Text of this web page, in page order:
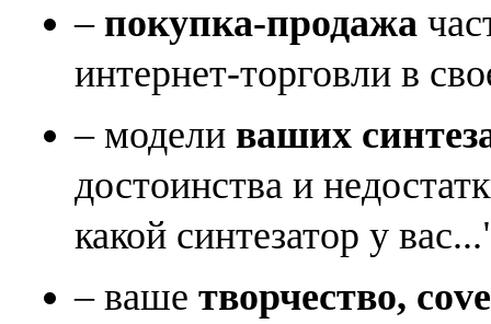
– покупка-продажа
интернет-торговли в
– модели ваших
достоинства и
какой синтезатор у
– ваше творчество,